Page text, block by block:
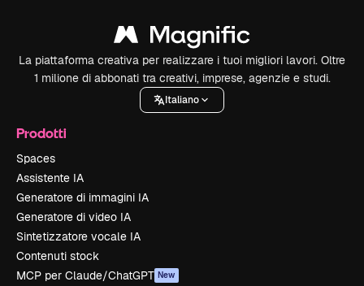
La piattaforma creativa per realizzare i tuoi migliori lavori. Oltre
1 milione di abbonati tra creativi, imprese, agenzie e studi.
Italiano
Prodotti
Spaces
Assistente IA
Generatore di immagini IA
Generatore di video IA
Sintetizzatore vocale IA
Contenuti stock
MCP per Claude/ChatGPT New